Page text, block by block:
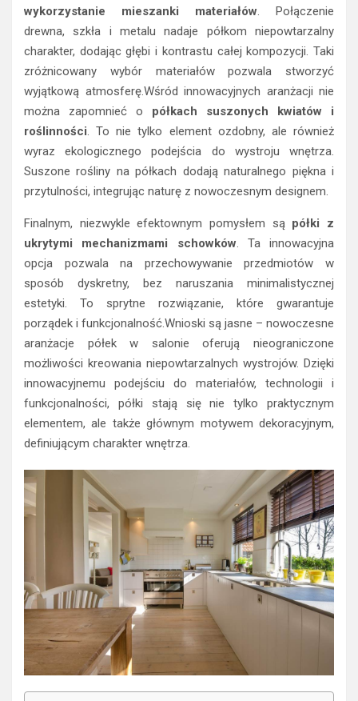
wykorzystanie mieszanki materiałów. Połączenie
drewna, szkła i metalu nadaje półkom niepowtarzalny
charakter, dodając głębi i kontrastu całej kompozycji. Taki
zróżnicowany wybór materiałów pozwala stworzyć
wyjątkową atmosferę.Wśród innowacyjnych aranżacji nie
można zapomnieć o półkach suszonych kwiatów i
roślinności. To nie tylko element ozdobny, ale również
wyraz ekologicznego podejścia do wystroju wnętrza.
Suszone rośliny na półkach dodają naturalnego piękna i
przytulności, integrując naturę z nowoczesnym designem.
Finalnym, niezwykle efektownym pomysłem są półki z
ukrytymi mechanizmami schowków. Ta innowacyjna
opcja pozwala na przechowywanie przedmiotów w
sposób dyskretny, bez naruszania minimalistycznej
estetyki. To sprytne rozwiązanie, które gwarantuje
porządek i funkcjonalność.Wnioski są jasne – nowoczesne
aranżacje półek w salonie oferują nieograniczone
możliwości kreowania niepowtarzalnych wystrojów. Dzięki
innowacyjnemu podejściu do materiałów, technologii i
funkcjonalności, półki stają się nie tylko praktycznym
elementem, ale także głównym motywem dekoracyjnym,
definiującym charakter wnętrza.